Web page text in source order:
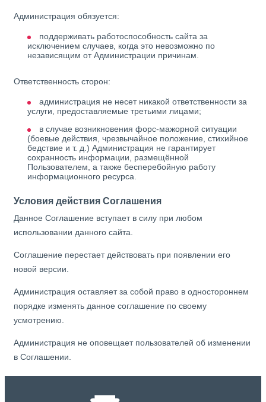
Администрация обязуется:
поддерживать работоспособность сайта за
исключением случаев, когда это невозможно по
независящим от Администрации причинам.
Ответственность сторон:
администрация не несет никакой ответственности за
услуги, предоставляемые третьими лицами;
в случае возникновения форс-мажорной ситуации
(боевые действия, чрезвычайное положение, стихийное
бедствие и т. д.) Администрация не гарантирует
сохранность информации, размещённой
Пользователем, а также бесперебойную работу
информационного ресурса.
Условия действия Соглашения
Данное Соглашение вступает в силу при любом
использовании данного сайта.
Соглашение перестает действовать при появлении его
новой версии.
Администрация оставляет за собой право в одностороннем
порядке изменять данное соглашение по своему
усмотрению.
Администрация не оповещает пользователей об изменении
в Соглашении.